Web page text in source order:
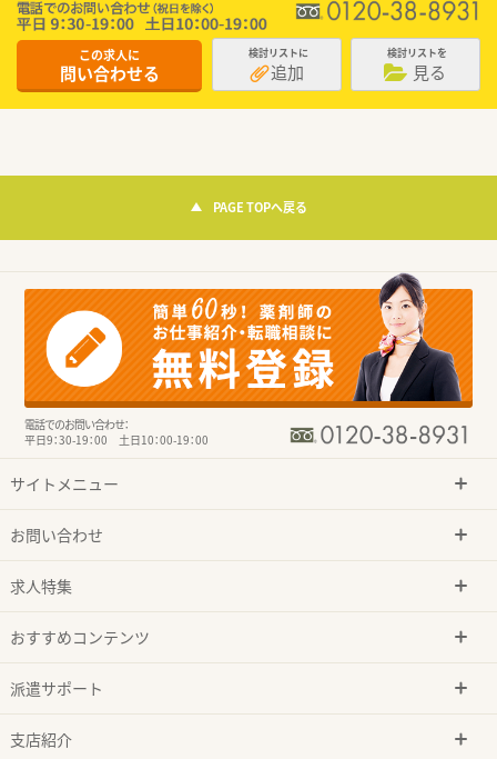
この求人に
問い合わせる
検討リストに
追加
検討リストを
見る
PAGE TOPへ戻る
電話でのお問い合わせ：
平日9：30-19：00 土日10：00-19：00
サイトメニュー
お問い合わせ
求人特集
おすすめコンテンツ
派遣サポート
支店紹介